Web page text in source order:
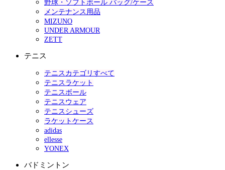
野球・ソフトボール バッグ/ケース
メンテナンス用品
MIZUNO
UNDER ARMOUR
ZETT
テニス
テニスカテゴリすべて
テニスラケット
テニスボール
テニスウェア
テニスシューズ
ラケットケース
adidas
ellesse
YONEX
バドミントン